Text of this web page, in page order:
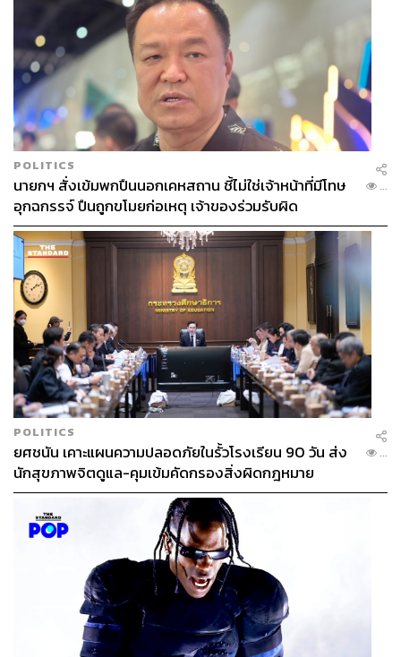
Julia Carpenter ฉบับคอมิกปรากฏตัวครั้งแรกในปี 1984 บน
หนังสือ
Marvel Super Heroes Secret Wars #6
โดยสองนัก
เขียน Jim Shooter และ Mike Zeck โดยเรื่องราวต้นกำเนิด
ฮีโร่ของ Julia เริ่มต้นขึ้นเมื่อ Valerie Cooper เจ้าหน้าที่ระดับ
สูงของรัฐบาลที่เคยเป็นเพื่อนกับเธอในสมัยเรียน เห็นว่าเธอ
กำลังต้องการเงินเพื่อเลี้ยงดูลูก Valerie จึงชักชวนเธอให้มา
เข้าร่วมโครงการวิจัยด้านการออกกำลังกายเพื่อแลกกับเงิน
ตอบแทน
แต่หลังจากที่ Julia เข้าร่วมการทดลองได้ไม่นาน เธอก็พบ
ความจริงว่าโครงการดังกล่าวกลับเป็นโครงการลับสุดยอด
ของรัฐบาลที่ทำการทดลองสร้างยอดมนุษย์ ก่อนที่เธอจะได้
รับสารพิษจากแมงมุมทดลอง ซึ่งส่งผลให้เธอมีพลังเหนือ
มนุษย์และกลายเป็นซูเปอร์ฮีโร่ในชื่อ Spider-Woman
ส่วนในฉบับภาพยนตร์ จะได้นักแสดงมากฝีมือ Sydney
Sweeney จากซีรีส์เรื่องเยี่ยมอย่างEuphoria
The White Lotus(2021) มารับบทเป็น Julia ซึ่งแม้ว่าใน
ตัวอย่างภาพยนตร์จะไม่ได้เผยเรื่องราวของตัวละครนี้มากนัก
แต่ในฉบับคอมิก Julia ก็มีจุดเชื่อมโยงสำคัญกับ Cassandra
ในฐานะของผู้ได้รับการสืบทอดพลังจิตและการมองเห็น
อนาคตจาก Cassandra นั่นเอง
POLITICS
นายกฯ สั่งเข้มพกปืนนอกเคหสถาน ชี้ไม่ใช่เจ้าหน้าที่มีโทษ
อุกฉกรรจ์ ปืนถูกขโมยก่อเหตุ เจ้าของร่วมรับผิด
...
POLITICS
ยศชนัน เคาะแผนความปลอดภัยในรั้วโรงเรียน 90 วัน ส่ง
นักสุขภาพจิตดูแล-คุมเข้มคัดกรองสิ่งผิดกฎหมาย
...